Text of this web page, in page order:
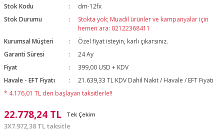
Stok Kodu
dm-12fx
Stok Durumu
Stokta yok; Muadil ürünler ve kampanyalar için
hemen ara: 02122368411
Kurumsal Müşteri
Özel fiyat isteyin, karlı çıkarsınız.
Garanti Süresi
24 Ay
Fiyat
399,00 USD + KDV
Havale - EFT Fiyatı
21.639,33 TL KDV Dahil Nakit / Havale / EFT Fiyatı
* 4.176,01 TL den başlayan taksitlerle!!
22.778,24 TL Tek Çekim
3X7.972,38 TL taksitle